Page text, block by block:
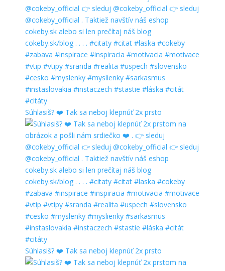
Súhlasiš? ❤️ Tak sa neboj klepnúť 2x prsto
Súhlasiš? ❤️ Tak sa neboj klepnúť 2x prsto